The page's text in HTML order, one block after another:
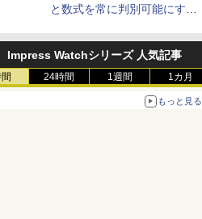
と数式を常に判別可能にする
Impress Watchシリーズ 人気記事
24時間 1週間 1カ月
もっと見る